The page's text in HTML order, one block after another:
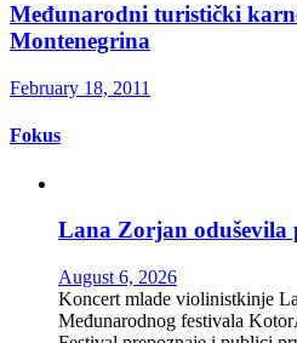
Međunarodni turistički
Montenegrina
February 18, 2011
Fokus
Lana Zorjan
August 6, 2026
Koncert mlade violinistkinje
Međunarodnog festivala